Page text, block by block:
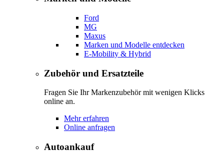
Ford
MG
Maxus
Marken und Modelle entdecken
E-Mobility & Hybrid
Zubehör und Ersatzteile
Fragen Sie Ihr Markenzubehör mit wenigen Klicks
online an.
Mehr erfahren
Online anfragen
Autoankauf